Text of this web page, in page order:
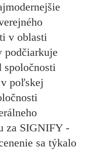
v oblasti
podčiarkuje
spoločnosti
poľskej
za SIGNIFY -
sa týkalo